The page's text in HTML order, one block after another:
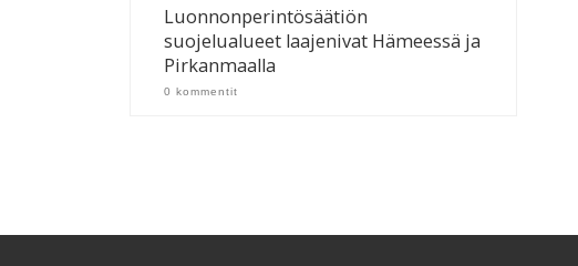
Luonnonperintösäätiön
suojelualueet laajenivat Hämeessä ja
Pirkanmaalla
0 kommentit